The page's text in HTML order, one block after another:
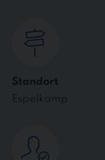
Standort
Espelkamp